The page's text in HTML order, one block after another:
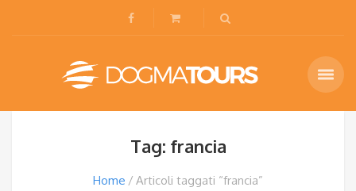
Tag: francia
Home Articoli taggati “francia”